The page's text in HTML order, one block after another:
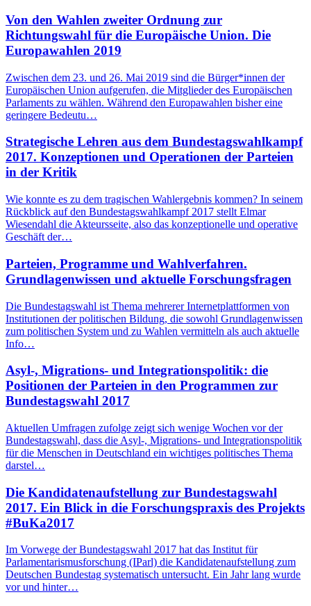
Von den Wahlen zweiter Ordnung zur
Richtungswahl für die Europäische Union. Die
Europawahlen 2019
Zwischen dem 23. und 26. Mai 2019 sind die Bürger*innen der
Europäischen Union aufgerufen, die Mitglieder des Europäischen
Parlaments zu wählen. Während den Europawahlen bisher eine
geringere Bedeutu…
Strategische Lehren aus dem Bundestagswahlkampf
2017. Konzeptionen und Operationen der Parteien
in der Kritik
Wie konnte es zu dem tragischen Wahlergebnis kommen? In seinem
Rückblick auf den Bundestagswahlkampf 2017 stellt Elmar
Wiesendahl die Akteursseite, also das konzeptionelle und operative
Geschäft der…
Parteien, Programme und Wahlverfahren.
Grundlagenwissen und aktuelle Forschungsfragen
Die Bundestagswahl ist Thema mehrerer Internetplattformen von
Institutionen der politischen Bildung, die sowohl Grundlagenwissen
zum politischen System und zu Wahlen vermitteln als auch aktuelle
Info…
Asyl-, Migrations- und Integrationspolitik: die
Positionen der Parteien in den Programmen zur
Bundestagswahl 2017
Aktuellen Umfragen zufolge zeigt sich wenige Wochen vor der
Bundestagswahl, dass die Asyl-, Migrations- und Integrationspolitik
für die Menschen in Deutschland ein wichtiges politisches Thema
darstel…
Die Kandidatenaufstellung zur Bundestagswahl
2017. Ein Blick in die Forschungspraxis des Projekts
#BuKa2017
Im Vorwege der Bundestagswahl 2017 hat das Institut für
Parlamentarismusforschung (IParl) die Kandidatenaufstellung zum
Deutschen Bundestag systematisch untersucht. Ein Jahr lang wurde
vor und hinter…